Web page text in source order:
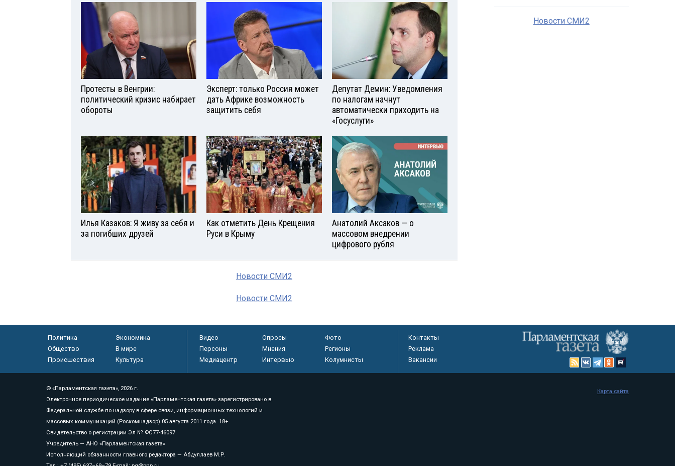
Протесты в Венгрии:
политический кризис набирает
обороты
Эксперт: только Россия может
дать Африке возможность
защитить себя
Депутат Демин: Уведомления
по налогам начнут
автоматически приходить на
«Госуслуги»
Илья Казаков: Я живу за себя и
за погибших друзей
Как отметить День Крещения
Руси в Крыму
Анатолий Аксаков — о
массовом внедрении
цифрового рубля
Новости СМИ2
Новости СМИ2
Новости СМИ2
Политика
Экономика
Общество
В мире
Происшествия
Культура
Видео Опросы
Фото
Персоны
Мнения
Регионы
Медиацентр
Интервью Колумнисты
Контакты
Реклама
Вакансии
© «Парламентская газета», 2026 г.
Электронное периодическое издание «Парламентская газета» зарегистрировано в
Федеральной службе по надзору в сфере связи, информационных технологий и
массовых коммуникаций (Роскомнадзор) 05 августа 2011 года. 18+
Свидетельство о регистрации Эл № ФС77-46097
Учредитель — АНО «Парламентская газета»
Исполняющий обязанности главного редактора — Абдуллаев М.Р.
Карта сайта